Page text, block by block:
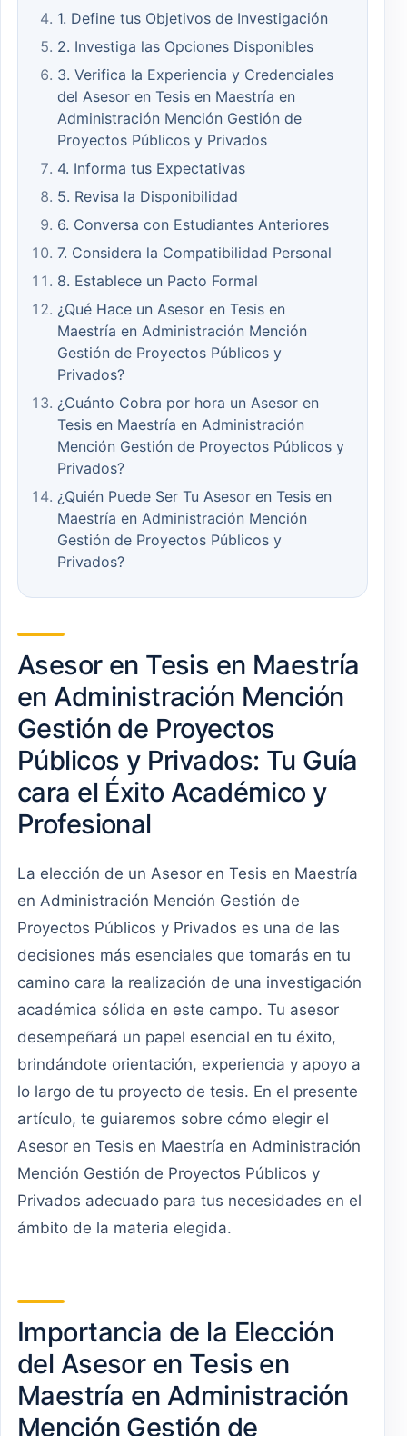
1. Define tus Objetivos de Investigación
2. Investiga las Opciones Disponibles
3. Verifica la Experiencia y Credenciales
del Asesor en Tesis en Maestría en
Administración Mención Gestión de
Proyectos Públicos y Privados
4. Informa tus Expectativas
5. Revisa la Disponibilidad
6. Conversa con Estudiantes Anteriores
7. Considera la Compatibilidad Personal
8. Establece un Pacto Formal
¿Qué Hace un Asesor en Tesis en
Maestría en Administración Mención
Gestión de Proyectos Públicos y
Privados?
¿Cuánto Cobra por hora un Asesor en
Tesis en Maestría en Administración
Mención Gestión de Proyectos Públicos y
Privados?
¿Quién Puede Ser Tu Asesor en Tesis en
Maestría en Administración Mención
Gestión de Proyectos Públicos y
Privados?
Asesor en Tesis en Maestría
en Administración Mención
Gestión de Proyectos
Públicos y Privados: Tu Guía
cara el Éxito Académico y
Profesional
La elección de un Asesor en Tesis en Maestría
en Administración Mención Gestión de
Proyectos Públicos y Privados es una de las
decisiones más esenciales que tomarás en tu
camino cara la realización de una investigación
académica sólida en este campo. Tu asesor
desempeñará un papel esencial en tu éxito,
brindándote orientación, experiencia y apoyo a
lo largo de tu proyecto de tesis. En el presente
artículo, te guiaremos sobre cómo elegir el
Asesor en Tesis en Maestría en Administración
Mención Gestión de Proyectos Públicos y
Privados adecuado para tus necesidades en el
ámbito de la materia elegida.
Importancia de la Elección
del Asesor en Tesis en
Maestría en Administración
Mención Gestión de